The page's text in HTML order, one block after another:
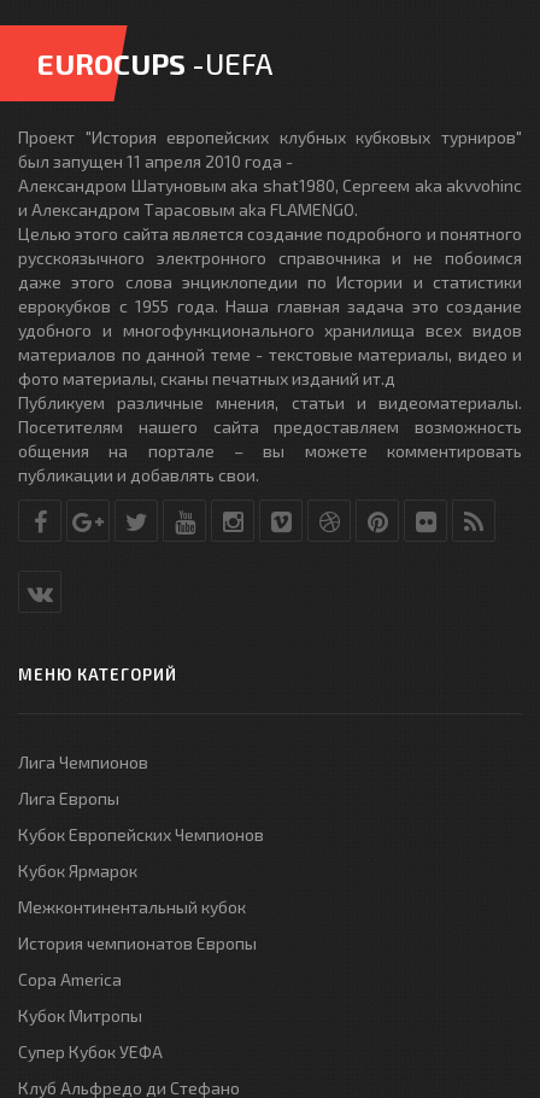
EUROCUPS -UEFA
Проект "История европейских клубных кубковых турниров"
был запущен 11 апреля 2010 года -
Александром Шатуновым aka shat1980, Сергеем aka akvvohinc
и Александром Тарасовым aka FLAMENGO.
Целью этого сайта является создание подробного и понятного
русскоязычного электронного справочника и не побоимся
даже этого слова энциклопедии по Истории и статистики
еврокубков с 1955 года. Наша главная задача это создание
удобного и многофункционального хранилища всех видов
материалов по данной теме - текстовые материалы, видео и
фото материалы, сканы печатных изданий ит.д
Публикуем различные мнения, статьи и видеоматериалы.
Посетителям нашего сайта предоставляем возможность
общения на портале – вы можете комментировать
публикации и добавлять свои.
МЕНЮ КАТЕГОРИЙ
Лига Чемпионов
Лига Европы
Кубок Европейских Чемпионов
Кубок Ярмарок
Межконтинентальный кубок
История чемпионатов Европы
Copa America
Кубок Митропы
Супер Кубок УЕФА
Клуб Альфредо ди Стефано